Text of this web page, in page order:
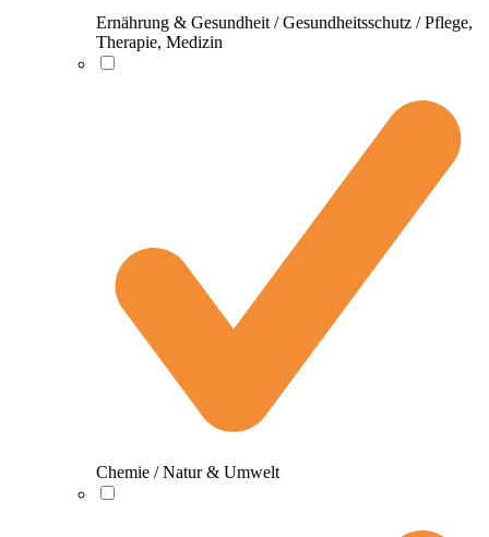
Ernährung & Gesundheit / Gesundheitsschutz / Pflege,
Therapie, Medizin
Chemie / Natur & Umwelt